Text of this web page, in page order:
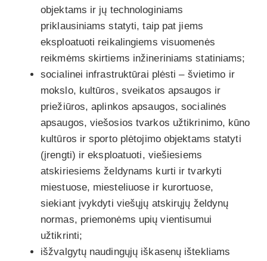
objektams ir jų technologiniams
priklausiniams statyti, taip pat jiems
eksploatuoti reikalingiems visuomenės
reikmėms skirtiems inžineriniams statiniams;
socialinei infrastruktūrai plėsti – švietimo ir
mokslo, kultūros, sveikatos apsaugos ir
priežiūros, aplinkos apsaugos, socialinės
apsaugos, viešosios tvarkos užtikrinimo, kūno
kultūros ir sporto plėtojimo objektams statyti
(įrengti) ir eksploatuoti, viešiesiems
atskiriesiems želdynams kurti ir tvarkyti
miestuose, miesteliuose ir kurortuose,
siekiant įvykdyti viešųjų atskirųjų želdynų
normas, priemonėms upių vientisumui
užtikrinti;
išžvalgytų naudingųjų iškasenų ištekliams